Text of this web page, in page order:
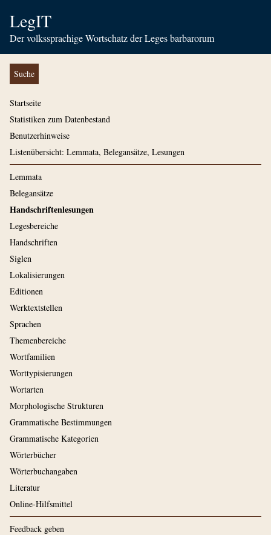
LegIT
Der volkssprachige Wortschatz der Leges barbarorum
Suche
Startseite
Statistiken zum Datenbestand
Benutzerhinweise
Listenübersicht: Lemmata, Belegansätze, Lesungen
Lemmata
Belegansätze
Handschriftenlesungen
Legesbereiche
Handschriften
Siglen
Lokalisierungen
Editionen
Werktextstellen
Sprachen
Themenbereiche
Wortfamilien
Worttypisierungen
Wortarten
Morphologische Strukturen
Grammatische Bestimmungen
Grammatische Kategorien
Wörterbücher
Wörterbuchangaben
Literatur
Online-Hilfsmittel
Feedback geben